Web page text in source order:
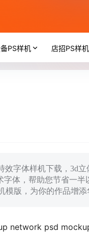
PS样机 店招PS样机
效字体样机下载，3d
体，帮助您节省一
版，为你的作品增添
network psd